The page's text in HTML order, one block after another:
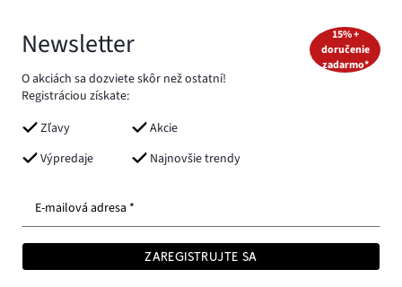
Newsletter
O akciách sa dozviete skôr než ostatní!
Registráciou získate:
Zľavy
Akcie
Výpredaje
Najnovšie trendy
15% +
doručenie
zadarmo*
E-mailová adresa *
ZAREGISTRUJTE SA